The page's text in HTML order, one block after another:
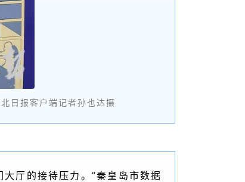
日报客户端记者孙也达摄
厅的接待压力。”秦皇岛市数据